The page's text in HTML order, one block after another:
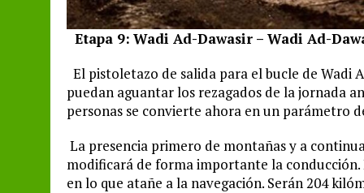
Etapa 9: Wadi Ad-Dawasir – Wadi Ad-
El pistoletazo de salida para el bucle de Wadi
puedan aguantar los rezagados de la jornada
personas se convierte ahora en un parámetro
La presencia primero de montañas y a
modificará de forma importante la
en lo que atañe a la navegación. Serán 204